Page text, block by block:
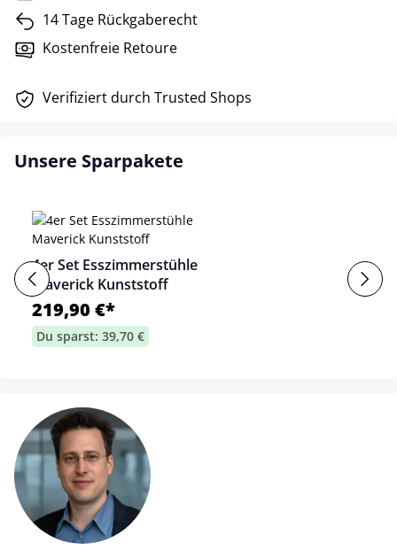
14 Tage Rückgaberecht
Kostenfreie Retoure
Verifiziert durch Trusted Shops
Unsere Sparpakete
4er Set Esszimmerstühle
Maverick Kunststoff
219,90 €*
Du sparst: 39,70 €